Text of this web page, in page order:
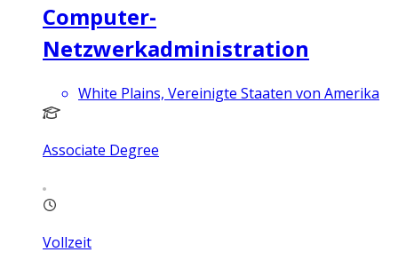
Computer-
Netzwerkadministration
White Plains, Vereinigte Staaten von Amerika
Associate Degree
Vollzeit